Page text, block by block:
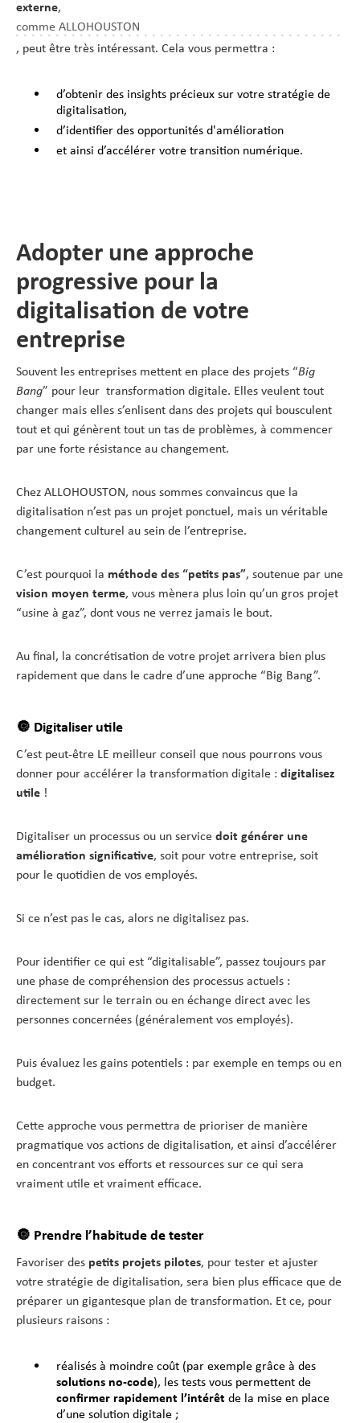
externe,
comme ALLOHOUSTON
, peut être très intéressant. Cela vous permettra :
d’obtenir des insights précieux sur votre stratégie de
digitalisation,
d’identifier des opportunités d'amélioration
et ainsi d’accélérer votre transition numérique.
Adopter une approche
progressive pour la
digitalisation de votre
entreprise
Souvent les entreprises mettent en place des projets “Big
Bang” pour leur transformation digitale. Elles veulent tout
changer mais elles s’enlisent dans des projets qui bousculent
tout et qui génèrent tout un tas de problèmes, à commencer
par une forte résistance au changement.
Chez ALLOHOUSTON, nous sommes convaincus que la
digitalisation n’est pas un projet ponctuel, mais un véritable
changement culturel au sein de l’entreprise.
C’est pourquoi la méthode des “petits pas”, soutenue par une
vision moyen terme, vous mènera plus loin qu’un gros projet
“usine à gaz”, dont vous ne verrez jamais le bout.
Au final, la concrétisation de votre projet arrivera bien plus
rapidement que dans le cadre d’une approche “Big Bang”.
🔘 Digitaliser utile
C’est peut-être LE meilleur conseil que nous pourrons vous
donner pour accélérer la transformation digitale : digitalisez
utile !
Digitaliser un processus ou un service doit générer une
amélioration significative, soit pour votre entreprise, soit
pour le quotidien de vos employés.
Si ce n’est pas le cas, alors ne digitalisez pas.
Pour identifier ce qui est “digitalisable”, passez toujours par
une phase de compréhension des processus actuels :
directement sur le terrain ou en échange direct avec les
personnes concernées (généralement vos employés).
Puis évaluez les gains potentiels : par exemple en temps ou en
budget.
Cette approche vous permettra de prioriser de manière
pragmatique vos actions de digitalisation, et ainsi d’accélérer
en concentrant vos efforts et ressources sur ce qui sera
vraiment utile et vraiment efficace.
🔘 Prendre l’habitude de tester
Favoriser des petits projets pilotes, pour tester et ajuster
votre stratégie de digitalisation, sera bien plus efficace que de
préparer un gigantesque plan de transformation. Et ce, pour
plusieurs raisons :
réalisés à moindre coût (par exemple grâce à des
solutions no-code), les tests vous permettent de
confirmer rapidement l’intérêt de la mise en place
d’une solution digitale ;